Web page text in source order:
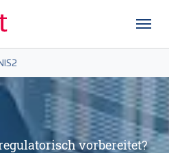
vorbereitet?